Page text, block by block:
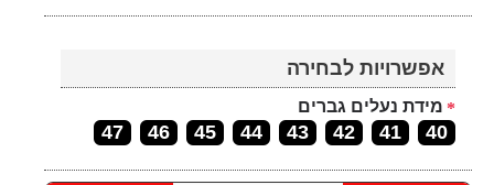
אפשרויות לבחירה
מידת נעלים גברים
40
41
42
43
44
45
46
47